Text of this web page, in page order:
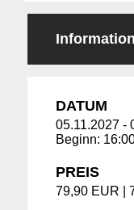
DATUM
05.11.2027 -
Beginn:
PREIS
79,90 EUR |